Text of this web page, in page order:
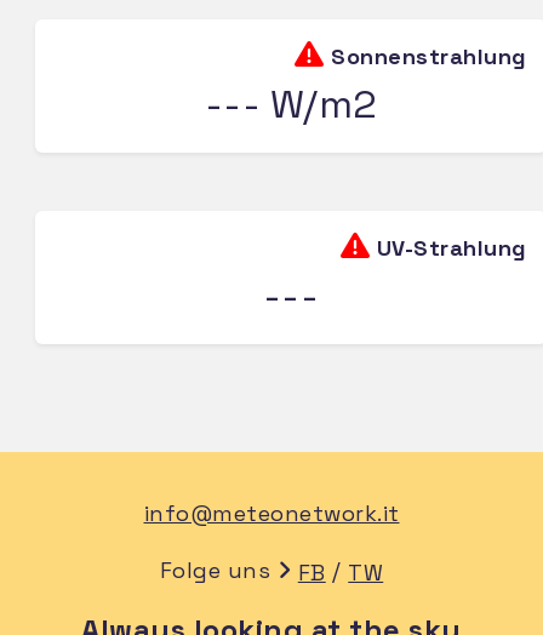
Sonnenstrahlung
--- W/m2
UV-Strahlung
---
info@meteonetwork.it
Folge uns FB / TW